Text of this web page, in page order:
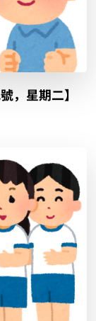
，星期二】